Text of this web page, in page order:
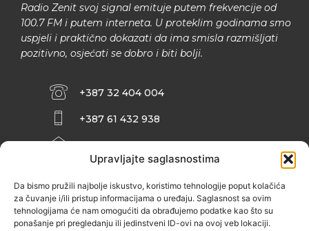
Upravljajte saglasnostima
Da bismo pružili najbolje iskustvo, koristimo tehnologije poput kolačića
za čuvanje i/ili pristup informacijama o uređaju. Saglasnost sa ovim
tehnologijama će nam omogućiti da obrađujemo podatke kao što su
ponašanje pri pregledanju ili jedinstveni ID-ovi na ovoj veb lokaciji.
Radio Zenit svoj signal emituje putem frekvencije od
100.7 FM i putem interneta. U proteklim godinama smo
uspjeli i praktično dokazati da ima smisla razmišljati
pozitivno, osjećati se dobro i biti bolji.
+387 32 404 004
+387 61 432 938
INFO@ZENIT.BA
ZENIČANKA, 3. SPRAT), 72000 ZENICA